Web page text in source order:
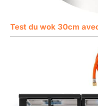
Test du wok 30cm